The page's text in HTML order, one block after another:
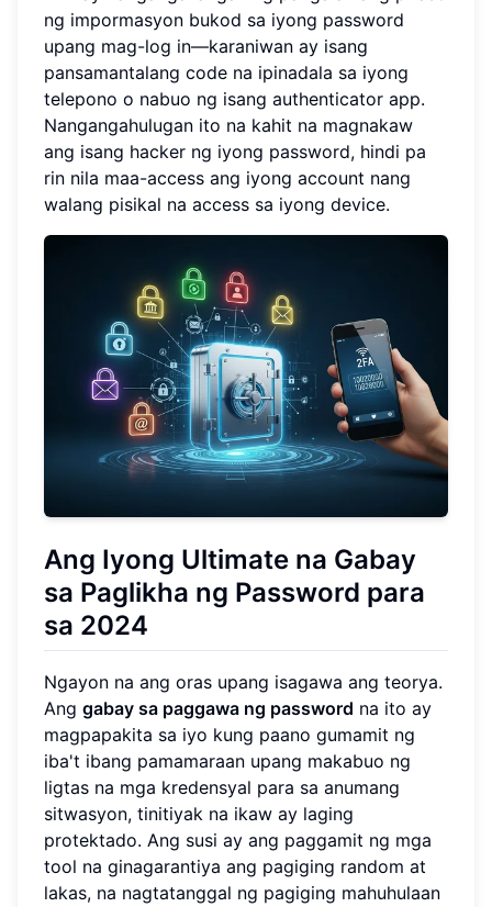
ng impormasyon bukod sa iyong password
upang mag-log in—karaniwan ay isang
pansamantalang code na ipinadala sa iyong
telepono o nabuo ng isang authenticator app.
Nangangahulugan ito na kahit na magnakaw
ang isang hacker ng iyong password, hindi pa
rin nila maa-access ang iyong account nang
walang pisikal na access sa iyong device.
Ang Iyong Ultimate na Gabay
sa Paglikha ng Password para
sa 2024
Ngayon na ang oras upang isagawa ang teorya.
Ang gabay sa paggawa ng password na ito ay
magpapakita sa iyo kung paano gumamit ng
iba't ibang pamamaraan upang makabuo ng
ligtas na mga kredensyal para sa anumang
sitwasyon, tinitiyak na ikaw ay laging
protektado. Ang susi ay ang paggamit ng mga
tool na ginagarantiya ang pagiging random at
lakas, na nagtatanggal ng pagiging mahuhulaan